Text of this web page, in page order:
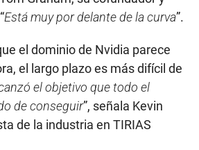
Está muy por delante de la curva”.
el dominio de Nvidia parece
el largo plazo es más difícil de
el objetivo que todo el
de conseguir”, señala Kevin
de la industria en TIRIAS